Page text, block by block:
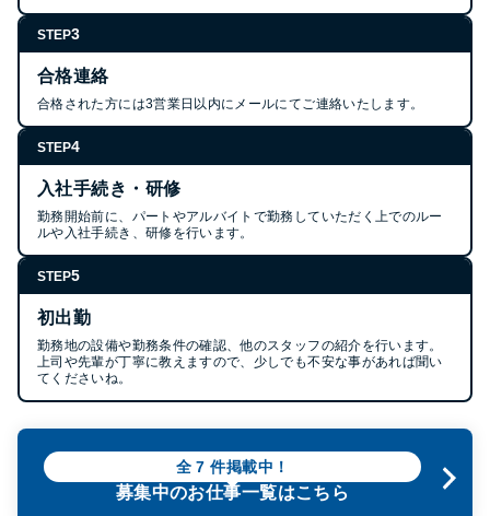
STEP3
合格連絡
合格された方には3営業日以内にメールにてご連絡いたします。
STEP4
入社手続き・研修
勤務開始前に、パートやアルバイトで勤務していただく上でのルー
ルや入社手続き、研修を行います。
STEP5
初出勤
勤務地の設備や勤務条件の確認、他のスタッフの紹介を行います。
上司や先輩が丁寧に教えますので、少しでも不安な事があれば聞い
てくださいね。
全7 件掲載中！
募集中のお仕事一覧はこちら